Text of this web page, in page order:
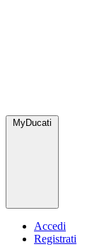
MyDucati
Accedi
Registrati